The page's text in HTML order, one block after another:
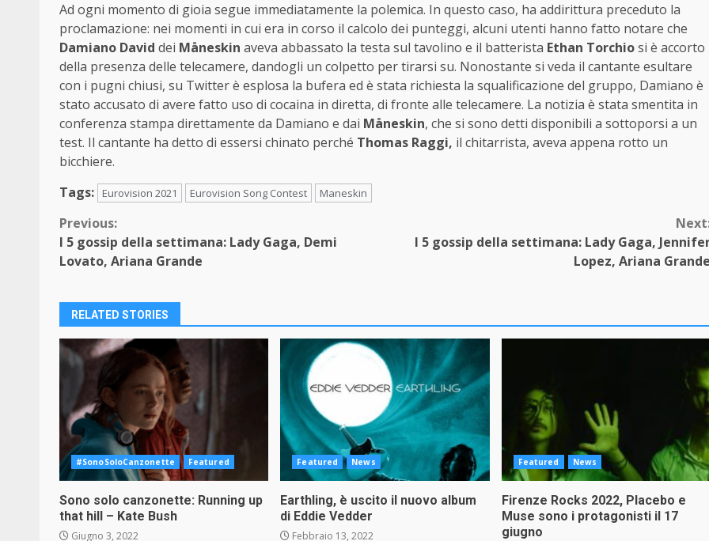
Ad ogni momento di gioia segue immediatamente la polemica. In questo caso, ha addirittura preceduto la
proclamazione: nei momenti in cui era in corso il calcolo dei punteggi, alcuni utenti hanno fatto notare che
Damiano David dei Måneskin aveva abbassato la testa sul tavolino e il batterista Ethan Torchiosi è accorto
della presenza delle telecamere, dandogli un colpetto per tirarsi su. Nonostante si veda il cantante esultare
con i pugni chiusi, su Twitter è esplosa la bufera ed è stata richiesta la squalificazione del gruppo, Damiano è
stato accusato di avere fatto uso di cocaina in diretta, di fronte alle telecamere. La notizia è stata smentita in
conferenza stampa direttamente da Damiano e dai Måneskin, che si sono detti disponibili a sottoporsi a un
test. Il cantante ha detto di essersi chinato perché Thomas Raggi, il chitarrista, aveva appena rotto un
bicchiere.
Tags:
Eurovision 2021 Eurovision Song Contest Maneskin
Continue
Reading
Previous:
I 5 gossip della settimana: Lady Gaga, Demi
Lovato, Ariana Grande
I 5 gossip della settimana: Lady Gaga,
Lopez, Ariana
RELATED STORIES
#SonoSoloCanzonette Featured
Sono solo canzonette: Running up
that hill – Kate Bush
Giugno 3, 2022
Featured News
Earthling, è uscito il nuovo album
di Eddie Vedder
Febbraio 13, 2022
Featured News
Firenze Rocks 2022, Placebo e
Muse sono i protagonisti il 17
giugno